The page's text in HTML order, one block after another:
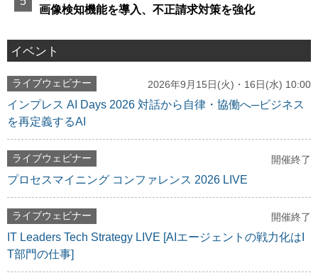
画像検知機能を導入、不正請求対策を強化
イベント
ライブウェビナー 2026年9月15日(火)・16日(水) 10:00
インプレス AI Days 2026 対話から自律・協働へ─ビジネス
を再定義するAI
ライブウェビナー 開催終了
プロセスマイニング コンファレンス 2026 LIVE
ライブウェビナー 開催終了
IT Leaders Tech Strategy LIVE [AIエージェントの戦力化はI
T部門の仕事]